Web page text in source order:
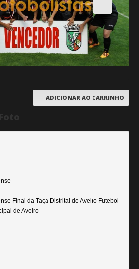
ADICIONAR AO CARRINHO
Final da Taça Distrital de Aveiro Futebol
de Aveiro